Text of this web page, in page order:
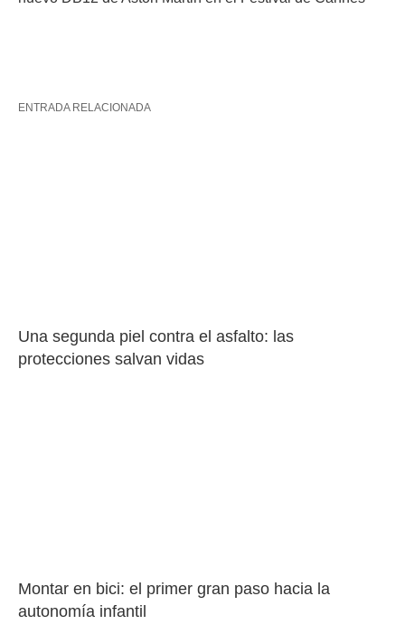
ENTRADA RELACIONADA
Una segunda piel contra el asfalto: las
protecciones salvan vidas
Montar en bici: el primer gran paso hacia la
autonomía infantil